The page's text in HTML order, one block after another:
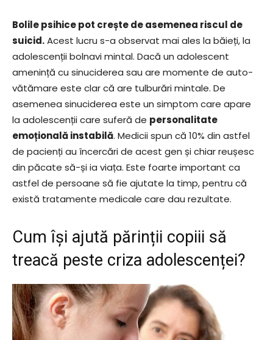
Bolile psihice pot crește de asemenea riscul de
suicid.Acest lucru s-a observat mai ales la băieți, la
adolescenții bolnavi mintal. Dacă un adolescent
amenință cu sinuciderea sau are momente de auto-
vătămare este clar că are tulburări mintale. De
asemenea sinuciderea este un simptom care apare
la adolescenții care suferă de personalitate
emoțională instabilă. Medicii spun că 10% din astfel
de pacienți au încercări de acest gen și chiar reușesc
din păcate să-și ia viața. Este foarte important ca
astfel de persoane să fie ajutate la timp, pentru că
există tratamente medicale care dau rezultate.
Cum își ajută părinții copiii să
treacă peste criza adolescenței?